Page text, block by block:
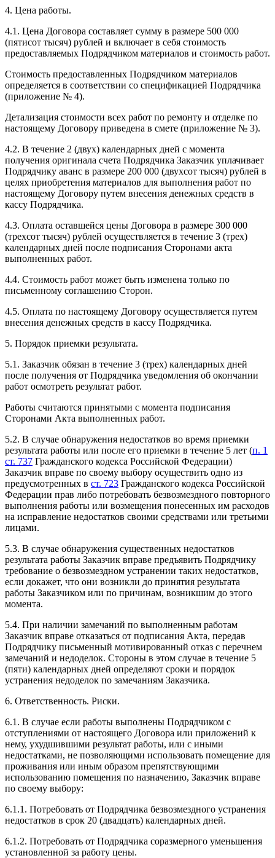
4. Цена работы.
4.1. Цена Договора составляет сумму в размере 500 000
(пятисот тысяч) рублей и включает в себя стоимость
предоставляемых Подрядчиком материалов и стоимость работ.
Стоимость предоставленных Подрядчиком материалов
определяется в соответствии со спецификацией Подрядчика
(приложение № 4).
Детализация стоимости всех работ по ремонту и отделке по
настоящему Договору приведена в смете (приложение № 3).
4.2. В течение 2 (двух) календарных дней с момента
получения оригинала счета Подрядчика Заказчик уплачивает
Подрядчику аванс в размере 200 000 (двухсот тысяч) рублей в
целях приобретения материалов для выполнения работ по
настоящему Договору путем внесения денежных средств в
кассу Подрядчика.
4.3. Оплата оставшейся цены Договора в размере 300 000
(трехсот тысяч) рублей осуществляется в течение 3 (трех)
календарных дней после подписания Сторонами акта
выполненных работ.
4.4. Стоимость работ может быть изменена только по
письменному соглашению Сторон.
4.5. Оплата по настоящему Договору осуществляется путем
внесения денежных средств в кассу Подрядчика.
5. Порядок приемки результата.
5.1. Заказчик обязан в течение 3 (трех) календарных дней
после получения от Подрядчика уведомления об окончании
работ осмотреть результат работ.
Работы считаются принятыми с момента подписания
Сторонами Акта выполненных работ.
5.2. В случае обнаружения недостатков во время приемки
результата работы или после его приемки в течение 5 лет (п. 1
ст. 737 Гражданского кодекса Российской Федерации)
Заказчик вправе по своему выбору осуществить одно из
предусмотренных в ст. 723 Гражданского кодекса Российской
Федерации прав либо потребовать безвозмездного повторного
выполнения работы или возмещения понесенных им расходов
на исправление недостатков своими средствами или третьими
лицами.
5.3. В случае обнаружения существенных недостатков
результата работы Заказчик вправе предъявить Подрядчику
требование о безвозмездном устранении таких недостатков,
если докажет, что они возникли до принятия результата
работы Заказчиком или по причинам, возникшим до этого
момента.
5.4. При наличии замечаний по выполненным работам
Заказчик вправе отказаться от подписания Акта, передав
Подрядчику письменный мотивированный отказ с перечнем
замечаний и недоделок. Стороны в этом случае в течение 5
(пяти) календарных дней определяют сроки и порядок
устранения недоделок по замечаниям Заказчика.
6. Ответственность. Риски.
6.1. В случае если работы выполнены Подрядчиком с
отступлениями от настоящего Договора или приложений к
нему, ухудшившими результат работы, или с иными
недостатками, не позволяющими использовать помещение для
проживания или иным образом препятствующими
использованию помещения по назначению, Заказчик вправе
по своему выбору:
6.1.1. Потребовать от Подрядчика безвозмездного устранения
недостатков в срок 20 (двадцать) календарных дней.
6.1.2. Потребовать от Подрядчика соразмерного уменьшения
установленной за работу цены.